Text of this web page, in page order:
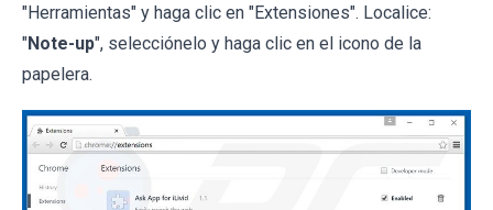
"Herramientas" y haga clic en "Extensiones". Localice:
"Note-up", selecciónelo y haga clic en el icono de la
papelera.